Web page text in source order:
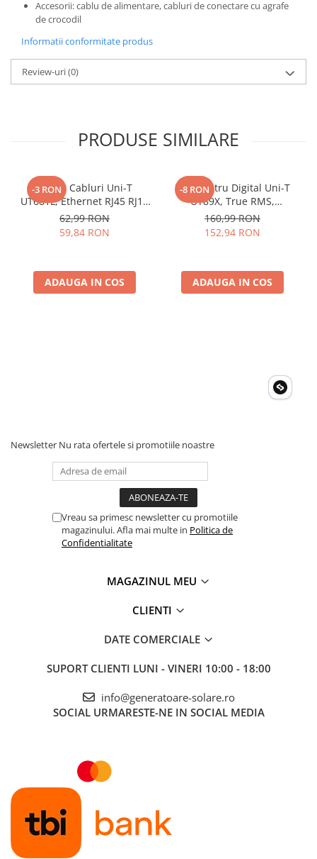
Accesorii: cablu de alimentare, cabluri de conectare cu agrafe
de crocodil
Informatii conformitate produs
Review-uri(0)
PRODUSE SIMILARE
-3 RON
Tester Cabluri Uni-T
UT681L, Ethernet RJ45 RJ11
BNC, Continuitate,
Scurtcircuit, Incrucisate
62,99 RON
59,84 RON
ADAUGA IN COS
-8 RON
Multimetru Digital Uni-T
UT89X, True RMS,
Temperatura 1000°C,
Frecventa, NCV, CAT III
160,99 RON
152,94 RON
ADAUGA IN COS
Newsletter Nu rata ofertele si promotiile noastre
Vreau sa primesc newsletter cu promotiile
magazinului. Afla mai multe in Politica de
Confidentialitate
MAGAZINUL MEU
CLIENTI
DATE COMERCIALE
SUPORT CLIENTI LUNI - VINERI 10:00 - 18:00
info@generatoare-solare.ro
SOCIAL URMARESTE-NE IN SOCIAL MEDIA